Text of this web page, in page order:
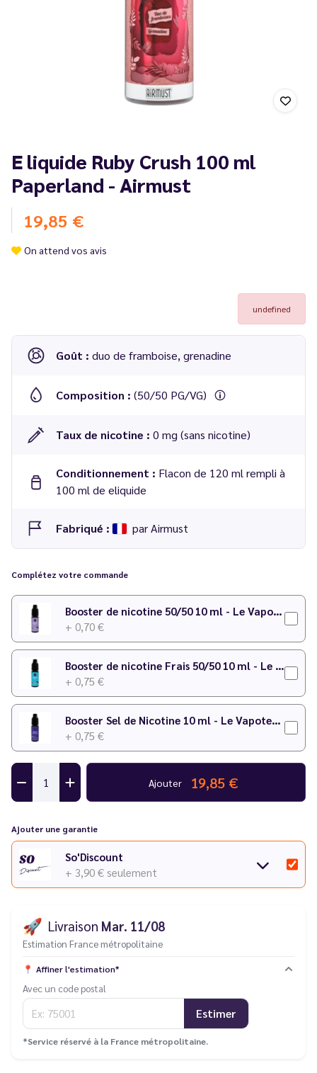
E liquide Ruby Crush 100 ml
Paperland - Airmust
19,85 €
On attend vos avis
undefined
Goût : duo de framboise, grenadine
Composition : (50/50 PG/VG)
Taux de nicotine : 0 mg (sans nicotine)
Conditionnement : Flacon de 120 ml rempli à
100 ml de eliquide
Fabriqué : par Airmust
Complétez votre commande
Booster de nicotine 50/50 10 ml - Le Vapoteur Discount
+ 0,70 €
Booster de nicotine Frais 50/50 10 ml - Le Vapoteur Discount
+ 0,75 €
Booster Sel de Nicotine 10 ml - Le Vapoteur Discount
+ 0,75 €
Ajouter 19,85 €
Ajouter une garantie
So'Discount
+ 3,90 € seulement
🚀 Livraison Mar. 11/08
Estimation France métropolitaine
📍 Affiner l'estimation*
Avec un code postal
Estimer
*Service réservé à la France métropolitaine.